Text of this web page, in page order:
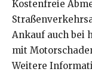
Kostenfreie
Ankauf auch bei
mit
Weitere